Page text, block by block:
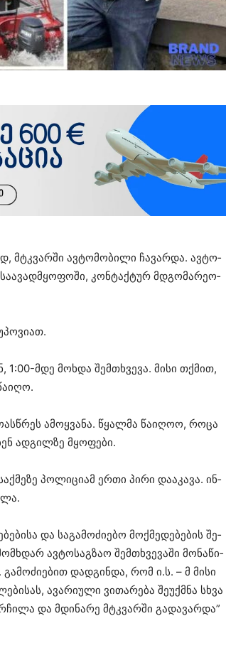
მტკვარ­ში ავ­ტო­მო­ბი­ლი ჩა­ვარ­და. ავ­ტო­
კონ­ტაქ­ტურ მდგო­მა­რე­ო­
მდე მოხ­და შემ­თხვე­ვა. მისი თქმით,
ამოყ­ვა­ნა. წყალ­მა წა­ი­ღოო, როცა
ად­გილ­ზე მყო­ფე­ბი.
პო­ლი­ცი­ამ ერთი პირი და­ა­კა­ვა. ინ­
და სა­გა­მო­ძი­ე­ბო მოქ­მე­დე­ბე­ბის შე­
ავ­ტო­საგ­ზაო შემ­თხვე­ვა­ში მო­ნა­წი­
დად­გინ­და, რომ ი.ს. – მ მისი
ავა­რი­უ­ლი ვი­თა­რე­ბა შე­უქ­მნა სხვა
და მდი­ნა­რე მტკვარ­ში გა­და­ვარ­და”